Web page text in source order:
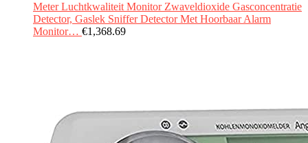
Meter Luchtkwaliteit Monitor Zwaveldioxide Gasconcentratie
Detector, Gaslek Sniffer Detector Met Hoorbaar Alarm
Monitor… €1,368.69